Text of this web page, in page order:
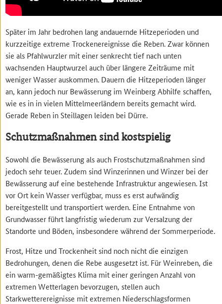
Später im Jahr bedrohen lang andauernde Hitzeperioden und
kurzzeitige extreme Trockenereignisse die Reben. Zwar können
sie als Pfahlwurzler mit einer senkrecht tief nach unten
wachsenden Hauptwurzel auch über längere Zeiträume mit
weniger Wasser auskommen. Dauern die Hitzeperioden länger
an, kann jedoch nur Bewässerung im Weinberg Abhilfe schaffen,
wie es in in vielen Mittelmeerländern bereits gemacht wird.
Gerade Reben in Steillagen leiden bei Dürre.
Schutzmaßnahmen sind kostspielig
Sowohl die Bewässerung als auch Frostschutzmaßnahmen sind
jedoch sehr teuer. Zudem sind Winzerinnen und Winzer bei der
Bewässerung auf eine bestehende Infrastruktur angewiesen. Ist
vor Ort kein Wasser verfügbar, muss es erst aufwändig
bereitgestellt und transportiert werden. Eine Entnahme von
Grundwasser führt langfristig wiederum zur Versalzung der
Standorte und Böden, insbesondere während der Sommerperiode.
Frost, Hitze und Trockenheit sind noch nicht die einzigen
Bedrohungen, denen die Rebe ausgesetzt ist. Für Weinreben, die
ein warm-gemäßigtes Klima mit einer geringen Anzahl von
extremen Wetterlagen bevorzugen, stellen auch
Starkwetterereignisse mit extremen Niederschlagsformen